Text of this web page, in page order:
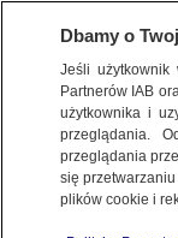
WROCŁAW
Dbamy o
Jeśli
Partnerów IAB
użytkownika i
przeglądania.
przeglądania
się
plików cookie i